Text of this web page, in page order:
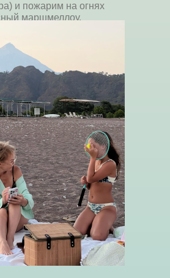
и пожарим на огнях
маршмеллоу.